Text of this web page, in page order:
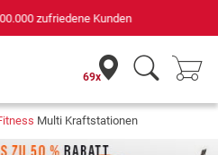
tv+DISQ 2016-2024)
69x
Multi Kraftstationen